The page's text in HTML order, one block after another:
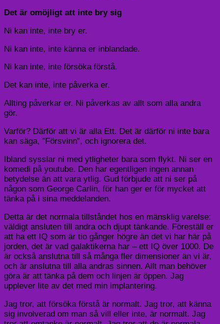
Det är omöjligt att inte bry sig
Ni kan inte, inte bry er.
Ni kan inte, inte känna er inblandade.
Ni kan inte, inte försöka förstå.
Det kan inte, inte påverka er.
Allting påverkar er. Ni påverkas av allt som alla andra
gör.
Varför? Därför att vi är alla Ett. Det är därför ni inte bara
kan säga, ”Försvinn”, och ignorera det.
Ibland sysslar ni med ytligheter bara som flykt. Ni ser en
komedi på youtube. Den har egentligen ingen annan
betydelse än att vara ytlig. Gud förbjude att ni ser på
någon som George Carlin, för han ger er för mycket att
tänka på i sina meddelanden.
Detta är det normala tillståndet hos en mänsklig varelse:
väldigt ansluten till andra och djupt tänkande. Föreställ er
att ha ett IQ som är tio gånger högre än det vi har här på
jorden, det är vad galaktikerna har – ett IQ över 1000. De
är också anslutna till så många fler dimensioner än vi är,
och är anslutna till alla andras sinnen. Allt man behöver
göra är att tänka på dem och linjen är öppen. Jag
upplever lite av det med min implantering.
Jag tror, att försöka förstå är normalt. Jag tror, att känna
sig involverad om man så vill eller inte, är normalt. Jag